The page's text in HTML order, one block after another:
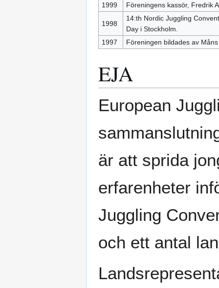
1999
Föreningens kassör, Fredrik
1998
14:th Nordic Juggling
Day i Stockholm.
1997
Föreningen bildades av
EJA
European
är att sprida
erfarenheter
Juggling
och ett antal